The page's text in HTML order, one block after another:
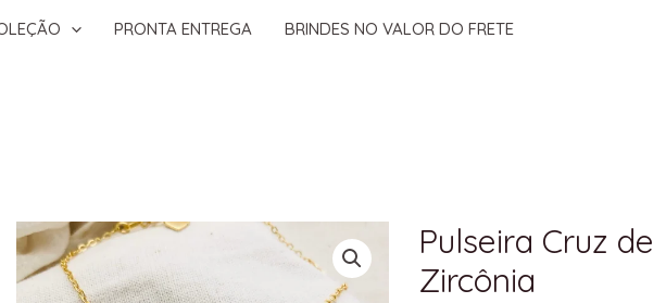
PRONTA ENTREGA BRINDES NO VALOR DO FRETE
Pulseira Cruz de
Zircônia